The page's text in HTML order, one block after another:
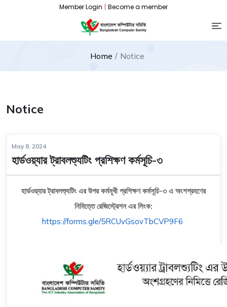
Member Login | Become a member
Home Notice
Notice
May 8, 2024
হার্ডওয়্যার ট্রাবলশ্যুটিং প্রশিক্ষণ কর্মসূচি-৩
হার্ডওয়্যার ট্রাবলশ্যুটিং এর উপর কর্মমূখী প্রশিক্ষণ কর্মসূচি-৩ এ অংশগ্রহণের
নিমিত্তে রেজিস্ট্রেশন এর লিংক:
https://forms.gle/5RCUvGsovTbCVP9F6